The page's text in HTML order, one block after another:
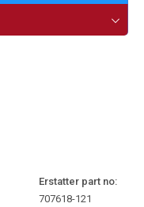
Erstatter part no:
707618-121